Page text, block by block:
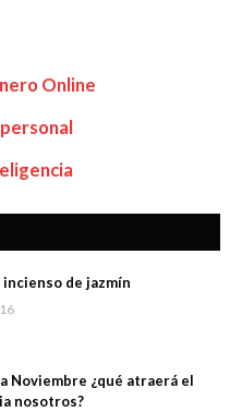
Online
de jazmín
Noviembre ¿qué atraerá el
nosotros?